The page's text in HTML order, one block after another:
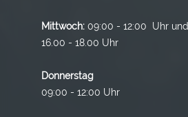
Mittwoch: 09:00 - 12:00 Uhr und
16.00 - 18.00 Uhr
Donnerstag
09:00 - 12:00 Uhr